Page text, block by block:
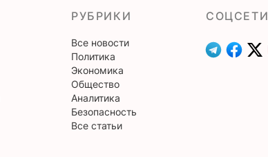
РУБРИКИ
Все новости
Политика
Экономика
Общество
Аналитика
Безопасность
Все статьи
CОЦСЕТИ